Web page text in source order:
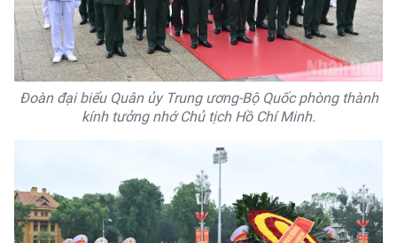
Đoàn đại biểu Quân ủy Trung ương-Bộ Quốc phòng thành
kính tưởng nhớ Chủ tịch Hồ Chí Minh.